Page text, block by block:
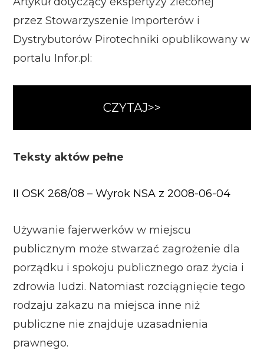
przez Stowarzyszenie Importerów i
Dystrybutorów Pirotechniki opublikowany w
portalu Infor.pl:
CZYTAJ>>
Teksty aktów pełne
II OSK 268/08 – Wyrok NSA z 2008-06-04
Używanie fajerwerków w miejscu
publicznym może stwarzać zagrożenie dla
porządku i spokoju publicznego oraz życia i
zdrowia ludzi. Natomiast rozciągnięcie tego
rodzaju zakazu na miejsca inne niż
publiczne nie znajduje uzasadnienia
prawnego.